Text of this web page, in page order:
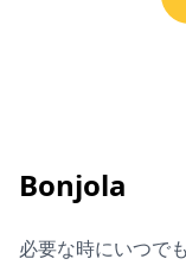
Bonjola
必要な時にいつで